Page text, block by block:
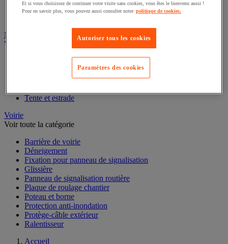
Outillage motorisé de jardin
Panneau solaire
Mobilier d'extérieur
Mobilier de jardin et terrasse
Parasol, tonnelle et barnum
Voirie
Barrière de voirie
Déneigement
Fixation pour panneau de signalisation
Glissière
Panneau de signalisation routière
Plaque de roulage chantier
Poteau et borne
Protection anti-inondation
Protège-câble extérieur
Et si vous choisissez de continuer votre visite sans cookies, vous êtes le bienvenu aussi !
Pour en savoir plus, vous pouvez aussi consulter notre politique de cookies.
Autoriser tous les cookies
Paramètres des cookies